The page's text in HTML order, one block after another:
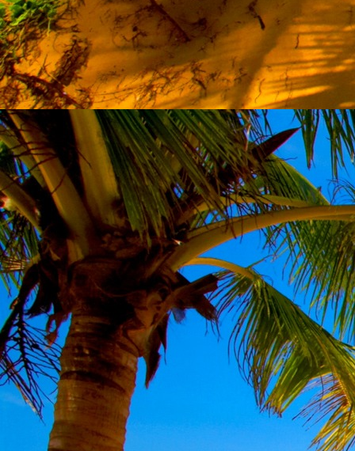
A kozmikus messzeségekből fakadó
Nagy erővel bennünk él tovább:
A lélek belső fényévé válik,
És szellemi mélységekbe világít,
Hogy hozzon olyan gyümölcsöket,
Melyek a kozmikus Énből idővel
Emberi Énné érlelődnek.
23. hét
Ím, ősziesre fordul
Az érzékek ingerlő törekvése.
A fény megnyilatkozásába
Belevegyül a komor ködök fátyla.
S én a távoli térségben
Az ősz téli álmát nézem.
A nyár teljesen
Átadta önmagát nekem.
24. hét
Önmagát állandóan újrateremtve
A lélek felismeri önmagát,
S a világszellem működik tovább
Az önismeretben újra
S így az Én-érzék akarati
A lélek sötétjéből lesz megteremtve.
25. hét
Csak most tagozódhat belém
S ragyogva árasztja belső fényem